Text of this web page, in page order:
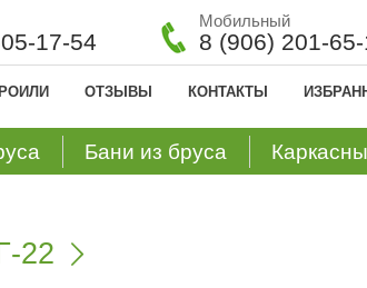
17-54
Мобильный
8 (906) 201-
ОТЗЫВЫ КОНТАКТЫ
Бани из бруса
22 